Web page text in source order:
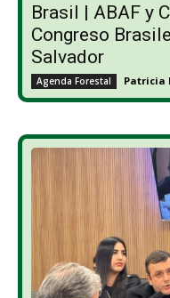
Brasil | ABAF y
Congreso
Salvador
Agenda Forestal Patricia